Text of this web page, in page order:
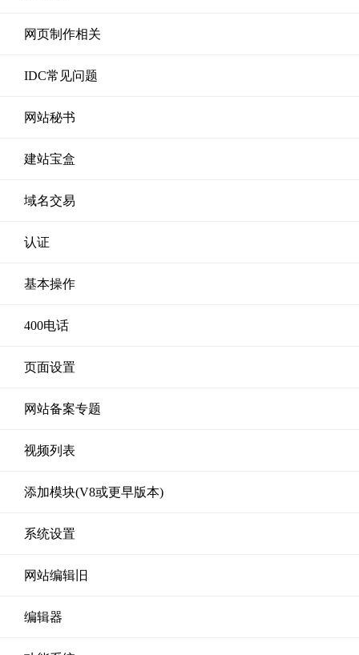
网页制作相关
IDC常见问题
网站秘书
建站宝盒
域名交易
认证
基本操作
400电话
页面设置
网站备案专题
视频列表
添加模块(V8或更早版本)
系统设置
网站编辑旧
编辑器